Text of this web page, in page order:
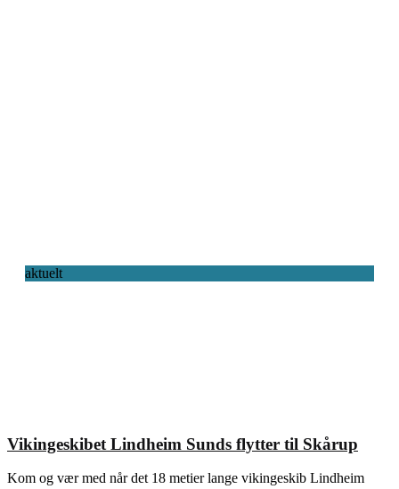
aktuelt
Vikingeskibet Lindheim Sunds flytter til Skårup
Kom og vær med når det 18 metier lange vikingeskib Lindheim